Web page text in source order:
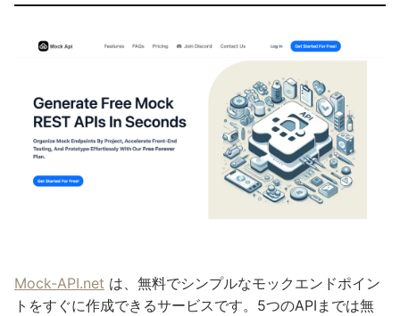
Mock-API.net は、無料でシンプルなモックエンドポイン
トをすぐに作成できるサービスです。5つのAPIまでは無